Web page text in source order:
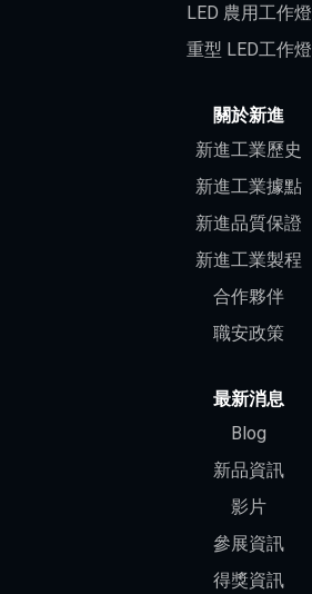
LED 農用工作燈
重型 LED工作燈
關於新進
新進工業歷史
新進工業據點
新進品質保證
新進工業製程
合作夥伴
職安政策
最新消息
Blog
新品資訊
影片
參展資訊
得獎資訊